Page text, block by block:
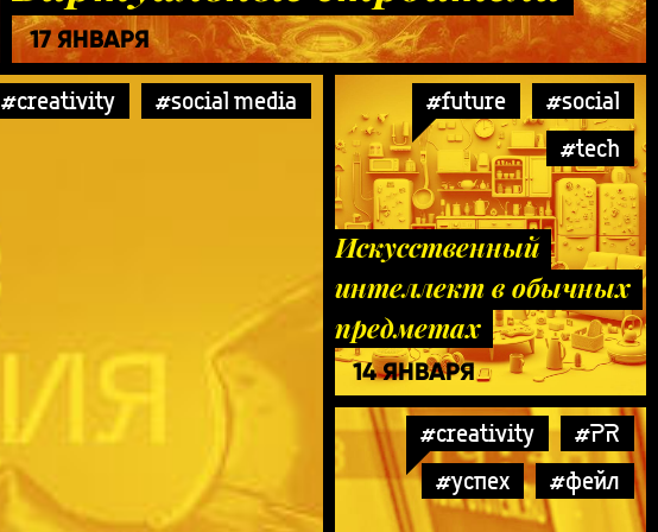
17 ЯНВАРЯ
#creativity #social media #future
#social
#tech
Искусственный
интеллект в обычных
предметах
14 ЯНВАРЯ
#creativity
#PR
#успех
#фейл